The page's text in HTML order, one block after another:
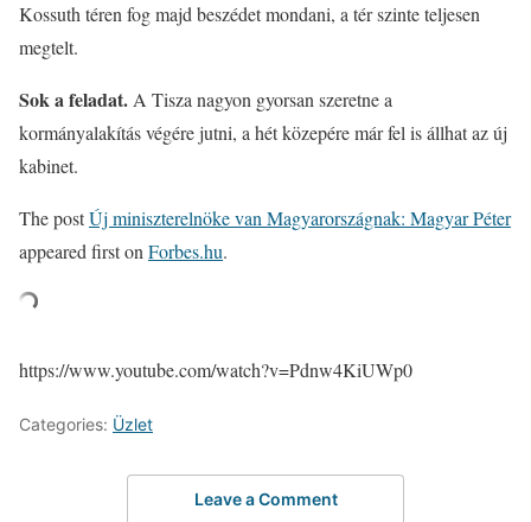
Kossuth téren fog majd beszédet mondani, a tér szinte teljesen
megtelt.
Sok a feladat. A Tisza nagyon gyorsan szeretne a
kormányalakítás végére jutni, a hét közepére már fel is állhat az új
kabinet.
The postÚj miniszterelnöke van Magyarországnak: Magyar Péter
appeared first on Forbes.hu.
https://www.youtube.com/watch?v=Pdnw4KiUWp0
Categories: Üzlet
Leave a Comment